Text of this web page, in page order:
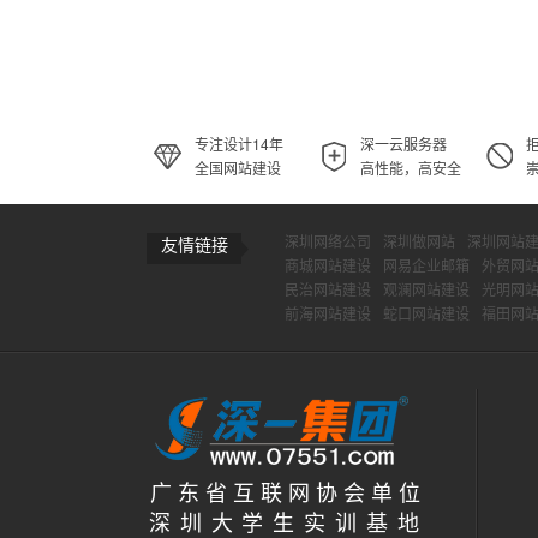
专注设计14年
全国网站建设
深一云服务器
高性能，高安全
友情链接 深圳网络公司 深圳做网站 深圳网站
商城网站建设
网易企业邮箱 外贸网
民治网站建设
观澜网站建设 光明网
前海网站建设
蛇口网站建设 福田网
广 东 省 互 联 网 协 会 单 位
深 圳 大 学 生 实 训 基 地